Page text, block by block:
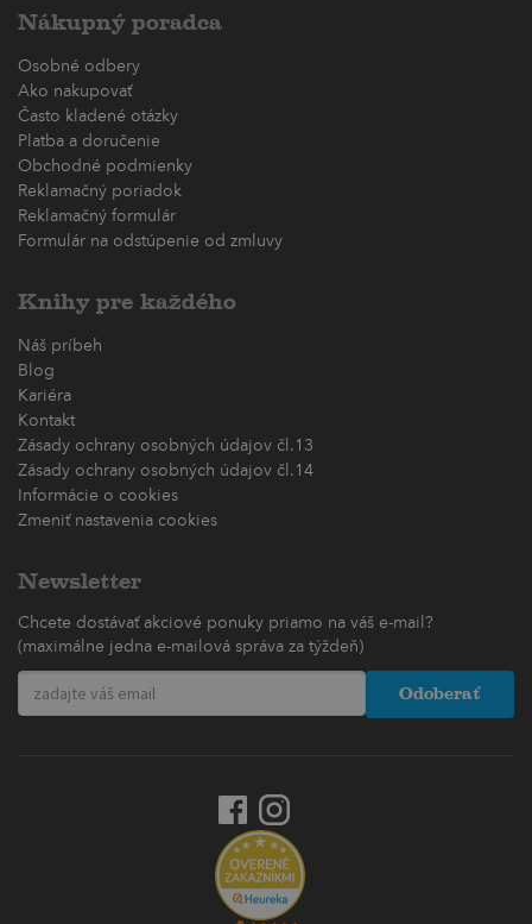
Nákupný poradca
Osobné odbery
Ako nakupovať
Často kladené otázky
Platba a doručenie
Obchodné podmienky
Reklamačný poriadok
Reklamačný formulár
Formulár na odstúpenie od zmluvy
Knihy pre každého
Náš príbeh
Blog
Kariéra
Kontakt
Zásady ochrany osobných údajov čl.13
Zásady ochrany osobných údajov čl.14
Informácie o cookies
Zmeniť nastavenia cookies
Newsletter
Chcete dostávať akciové ponuky priamo na váš e-mail?
(maximálne jedna e-mailová správa za týždeň)
Odoberať